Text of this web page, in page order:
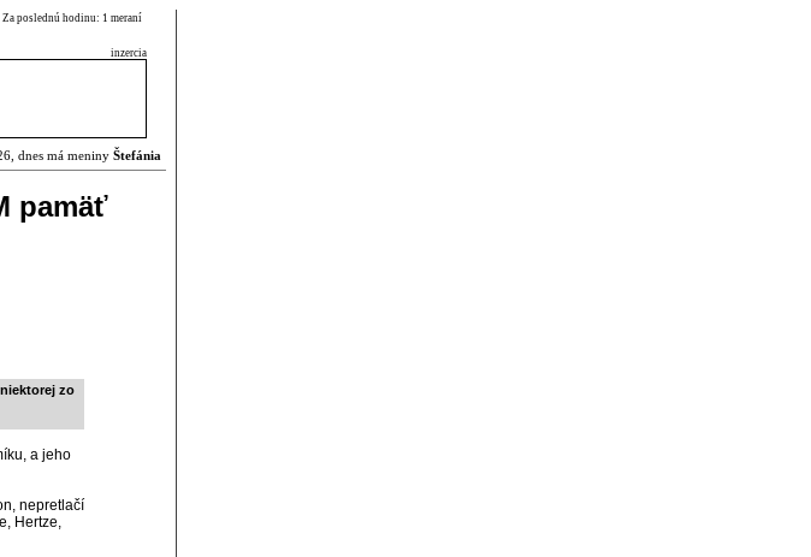
Za poslednú hodinu: 1 meraní
inzercia
dnes má meniny Štefánia
pamäť
zo
a jeho
nepretlačí
Hertze,